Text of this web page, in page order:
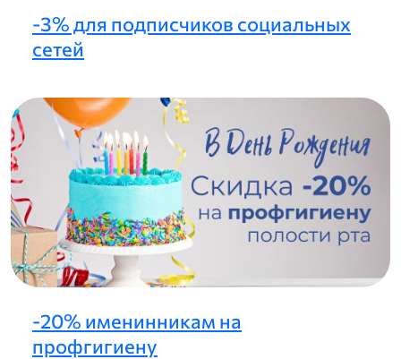
-3% для подписчиков социальных
сетей
-20% именинникам на
профгигиену